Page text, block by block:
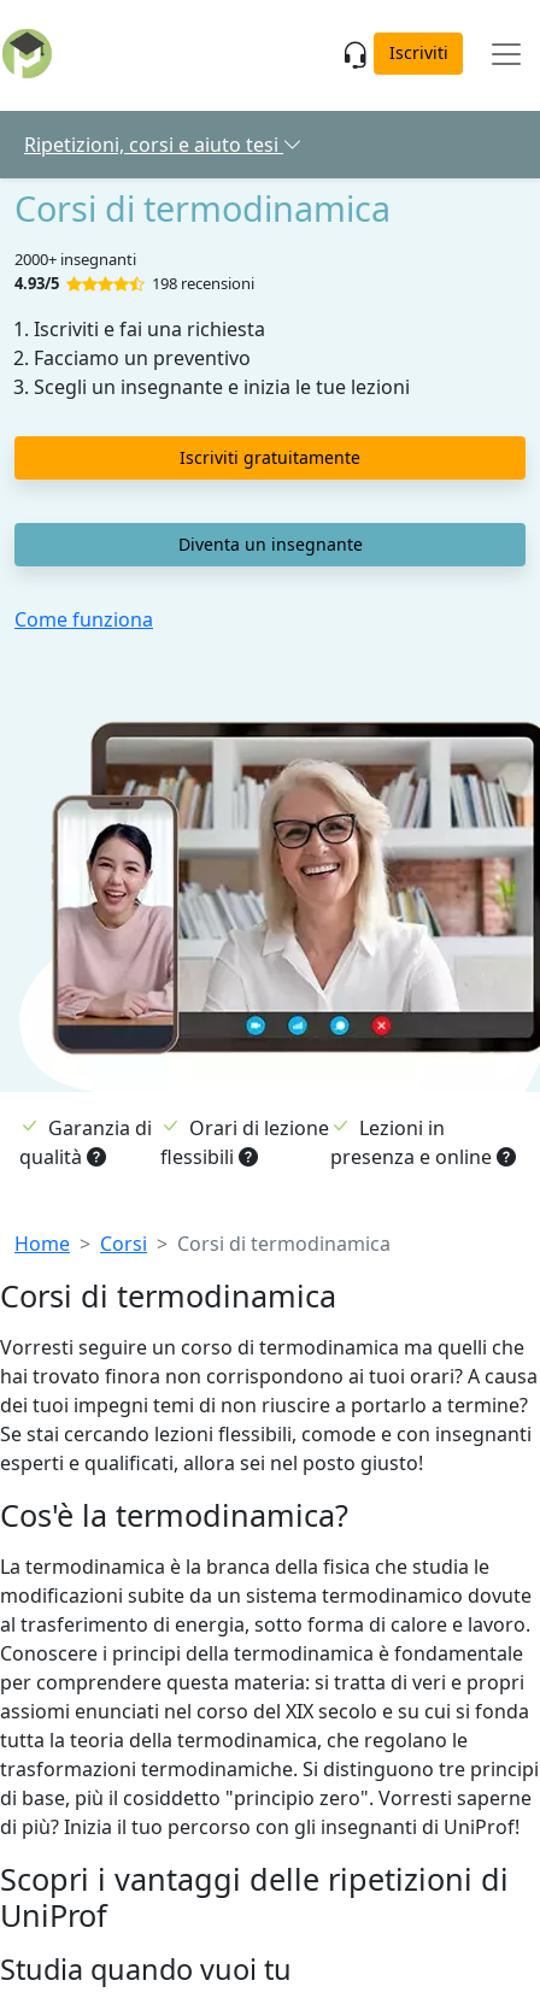
Iscriviti
Ripetizioni, corsi e aiuto tesi
Corsi di termodinamica
2000+ insegnanti
4.93/5
198 recensioni
Iscriviti e fai una richiesta
Facciamo un preventivo
Scegli un insegnante e inizia le tue lezioni
Iscriviti gratuitamente
Diventa un insegnante
Come funziona
Garanzia di
qualità
Orari di lezione
flessibili
Lezioni in
presenza e online
Breadcrumb
Home Corsi Corsi di termodinamica
Corsi di termodinamica
Vorresti seguire un corso di termodinamica ma quelli che
hai trovato finora non corrispondono ai tuoi orari? A causa
dei tuoi impegni temi di non riuscire a portarlo a termine?
Se stai cercando lezioni flessibili, comode e con insegnanti
esperti e qualificati, allora sei nel posto giusto!
Cos'è la termodinamica?
La termodinamica è la branca della fisica che studia le
modificazioni subite da un sistema termodinamico dovute
al trasferimento di energia, sotto forma di calore e lavoro.
Conoscere i principi della termodinamica è fondamentale
per comprendere questa materia: si tratta di veri e propri
assiomi enunciati nel corso del XIX secolo e su cui si fonda
tutta la teoria della termodinamica, che regolano le
trasformazioni termodinamiche. Si distinguono tre principi
di base, più il cosiddetto "principio zero". Vorresti saperne
di più? Inizia il tuo percorso con gli insegnanti di UniProf!
Scopri i vantaggi delle ripetizioni di
UniProf
Studia quando vuoi tu